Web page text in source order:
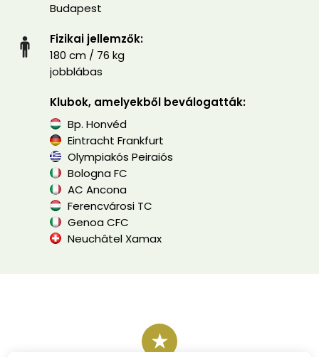
Budapest
Fizikai jellemzők:
180 cm / 76 kg
jobblábas
Klubok, amelyekből beválogatták:
Bp. Honvéd
Eintracht Frankfurt
Olympiakós Peiraiós
Bologna FC
AC Ancona
Ferencvárosi TC
Genoa CFC
Neuchâtel Xamax
★